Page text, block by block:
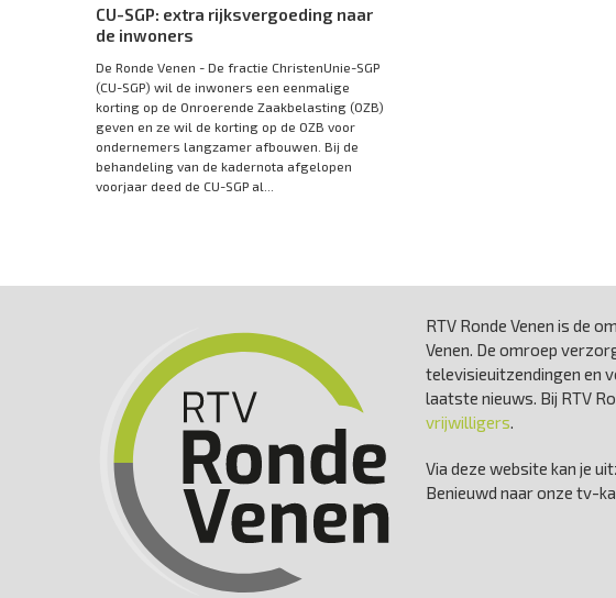
CU-SGP: extra rijksvergoeding naar
de inwoners
De Ronde Venen - De fractie ChristenUnie-SGP
(CU-SGP) wil de inwoners een eenmalige
korting op de Onroerende Zaakbelasting (OZB)
geven en ze wil de korting op de OZB voor
ondernemers langzamer afbouwen. Bij de
behandeling van de kadernota afgelopen
voorjaar deed de CU-SGP al...
RTV Ronde Venen is de
Venen. De omroep
televisieuitzendingen en
laatste nieuws. Bij RTV
vrijwilligers.
Via deze website kan je
Benieuwd naar onze tv-